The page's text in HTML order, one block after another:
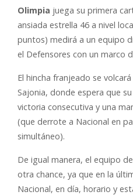
Olimpia juega su primera
ansiada estrella 46 a nivel
puntos) medirá a un equipo
el Defensores con un marco
El hincha franjeado se
Sajonia, donde espera que
victoria consecutiva y una
(que derrote a Nacional en
simultáneo).
De igual manera, el equipo
otra chance, ya que en la
Nacional, en día, horario y